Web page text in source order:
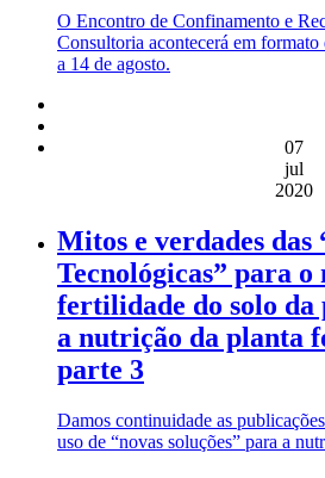
O Encontro de Confinamento e
Consultoria acontecerá em
a 14 de agosto.
07
jul
2020
Mitos e verdades das
Tecnológicas” para o
fertilidade do solo da
a nutrição da planta
parte 3
Damos continuidade as
uso de “novas soluções” para a